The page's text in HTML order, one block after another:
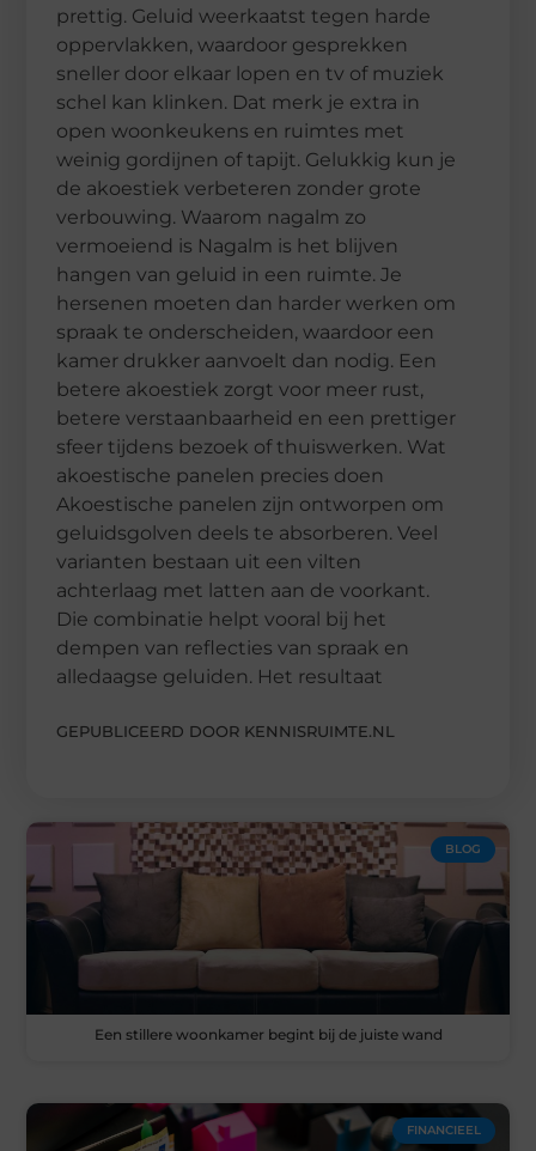
prettig. Geluid weerkaatst tegen harde
oppervlakken, waardoor gesprekken
sneller door elkaar lopen en tv of muziek
schel kan klinken. Dat merk je extra in
open woonkeukens en ruimtes met
weinig gordijnen of tapijt. Gelukkig kun je
de akoestiek verbeteren zonder grote
verbouwing. Waarom nagalm zo
vermoeiend is Nagalm is het blijven
hangen van geluid in een ruimte. Je
hersenen moeten dan harder werken om
spraak te onderscheiden, waardoor een
kamer drukker aanvoelt dan nodig. Een
betere akoestiek zorgt voor meer rust,
betere verstaanbaarheid en een prettiger
sfeer tijdens bezoek of thuiswerken. Wat
akoestische panelen precies doen
Akoestische panelen zijn ontworpen om
geluidsgolven deels te absorberen. Veel
varianten bestaan uit een vilten
achterlaag met latten aan de voorkant.
Die combinatie helpt vooral bij het
dempen van reflecties van spraak en
alledaagse geluiden. Het resultaat
GEPUBLICEERD DOOR KENNISRUIMTE.NL
BLOG
Een stillere woonkamer begint bij de juiste wand
FINANCIEEL